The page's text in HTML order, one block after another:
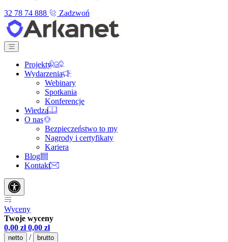
32 78 74 888
Zadzwoń
Projekty
Wydarzenia
Webinary
Spotkania
Konferencje
Wiedza
O nas
Bezpieczeństwo to my
Nagrody i certyfikaty
Kariera
Blog
Kontakt
Wyceny
Twoje wyceny
0,00 zł 0,00 zł
netto / brutto